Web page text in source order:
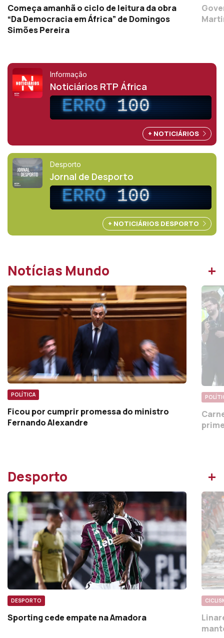
Começa amanhã o ciclo de leitura da obra
“Da Democracia em África” de Domingos
Simões Pereira
Informação
Noticiários RTP África
ERRO100
+ NOTICIÁRIOS
Desporto
Jornal de Desporto
ERRO100
+ NOTICIÁRIOS DESPORTO
Notícias Mundo +
POLÍTICA
Ficou por cumprir promessa do ministro
Fernando Alexandre
Desporto +
DESPORTO
Sporting cede empate na Amadora